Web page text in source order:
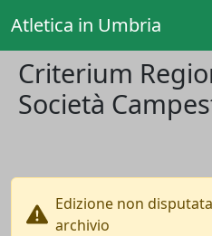
Atletica in Umbria
Criterium
Società
Edizione non
archivio